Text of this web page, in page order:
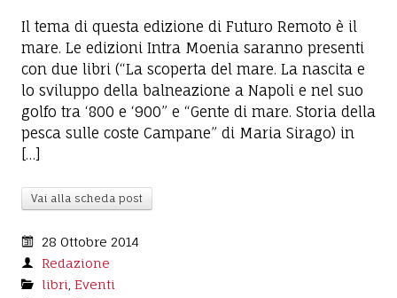
Il tema di questa edizione di Futuro Remoto è il
mare. Le edizioni Intra Moenia saranno presenti
con due libri (“La scoperta del mare. La nascita e
lo sviluppo della balneazione a Napoli e nel suo
golfo tra ‘800 e ‘900” e “Gente di mare. Storia della
pesca sulle coste Campane” di Maria Sirago) in
[…]
Vai alla scheda post
28 Ottobre 2014
Redazione
libri Eventi